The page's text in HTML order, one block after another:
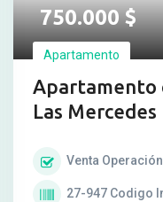
750.000$
Apartamento
Apartamento
Las Mercedes
Venta Operación
27-947 Codigo